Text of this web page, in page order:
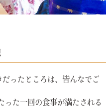
ったところは、皆んなでご
った一回の食事が満たされる